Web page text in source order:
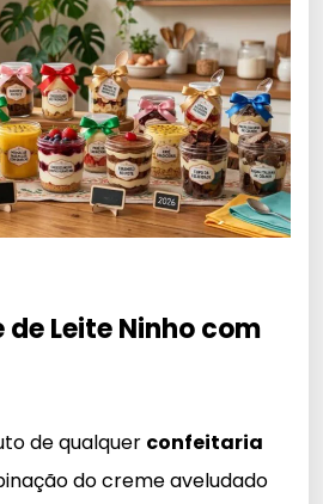
de Leite Ninho com
de qualquer confeitaria
do creme aveludado